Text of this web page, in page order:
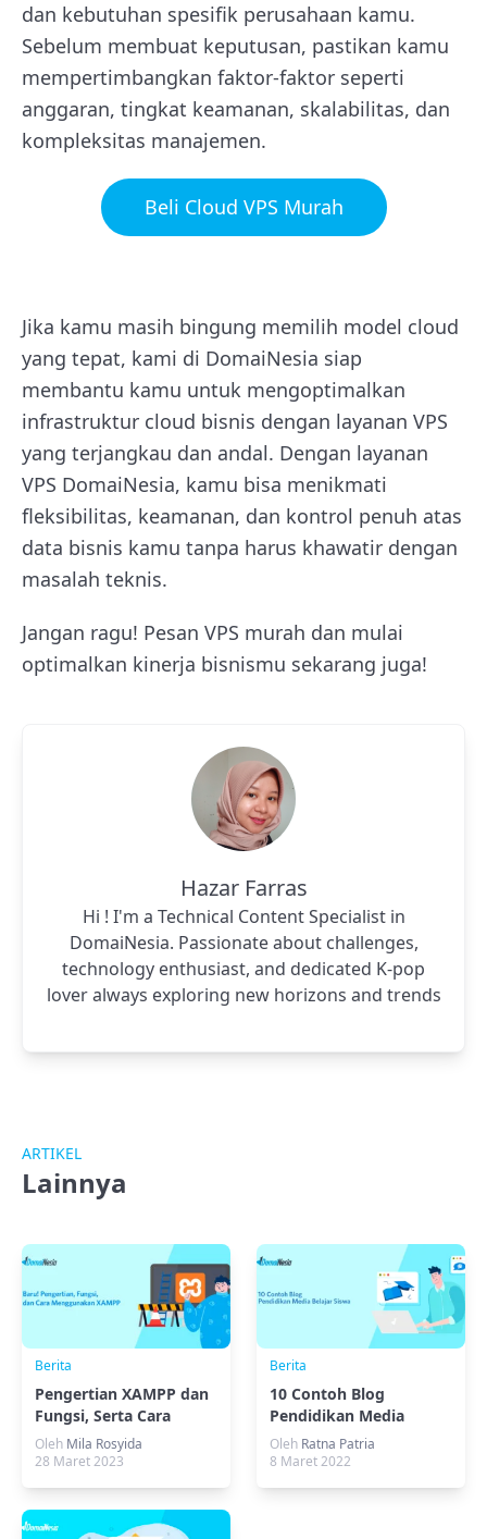
dan kebutuhan spesifik perusahaan kamu.
Sebelum membuat keputusan, pastikan kamu
mempertimbangkan faktor-faktor seperti
anggaran, tingkat keamanan, skalabilitas, dan
kompleksitas manajemen.
Beli Cloud VPS Murah
Jika kamu masih bingung memilih model cloud
yang tepat, kami di DomaiNesia siap
membantu kamu untuk mengoptimalkan
infrastruktur cloud bisnis dengan layanan VPS
yang terjangkau dan andal. Dengan layanan
VPS DomaiNesia, kamu bisa menikmati
fleksibilitas, keamanan, dan kontrol penuh atas
data bisnis kamu tanpa harus khawatir dengan
masalah teknis.
Jangan ragu! Pesan VPS murah dan mulai
optimalkan kinerja bisnismu sekarang juga!
Hazar Farras
Hi ! I'm a Technical Content Specialist in
DomaiNesia. Passionate about challenges,
technology enthusiast, and dedicated K-pop
lover always exploring new horizons and trends
ARTIKEL
Lainnya
Berita
Pengertian XAMPP dan
Fungsi, Serta Cara
Menggunakan XAMPP
Oleh Mila Rosyida
28 Maret 2023
Berita
10 Contoh Blog
Pendidikan Media
Belajar Siswa
Oleh Ratna Patria
8 Maret 2022